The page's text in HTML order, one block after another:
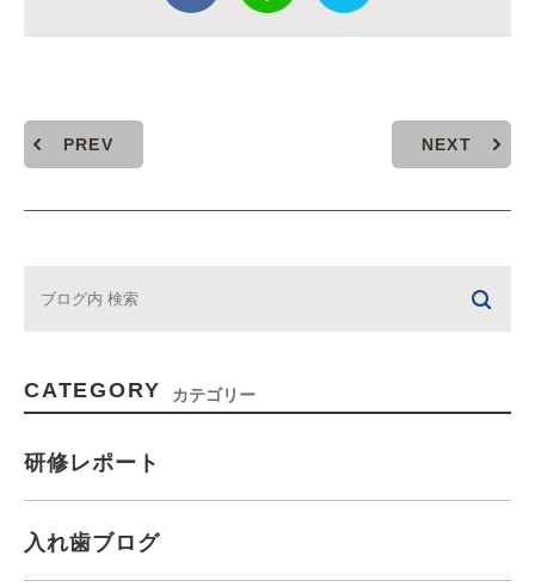
PREV NEXT
CATEGORY カテゴリー
研修レポート
入れ歯ブログ